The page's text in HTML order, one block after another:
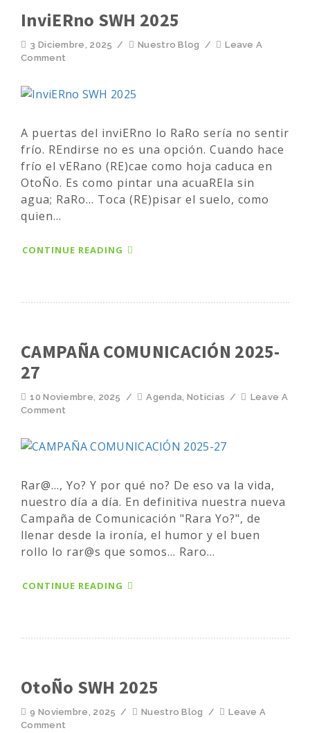
InviERno SWH 2025
3 Diciembre, 2025 / Nuestro Blog /
Leave A
Comment
A puertas del inviERno lo RaRo sería no sentir
frío. REndirse no es una opción. Cuando hace
frío el vERano (RE)cae como hoja caduca en
OtoÑo. Es como pintar una acuaREla sin
agua; RaRo... Toca (RE)pisar el suelo, como
quien...
CONTINUE READING
CAMPAÑA COMUNICACIÓN 2025-
27
10 Noviembre, 2025 / Agenda, Noticias /
Leave A
Comment
Rar@..., Yo? Y por qué no? De eso va la vida,
nuestro día a día. En definitiva nuestra nueva
Campaña de Comunicación "Rara Yo?", de
llenar desde la ironía, el humor y el buen
rollo lo rar@s que somos... Raro...
CONTINUE READING
OtoÑo SWH 2025
9 Noviembre, 2025 / Nuestro Blog /
Leave A
Comment